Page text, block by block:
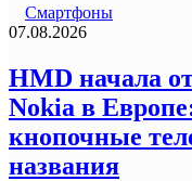
Смартфоны
07.08.2026
HMD начала
Nokia в
кнопочные
названия